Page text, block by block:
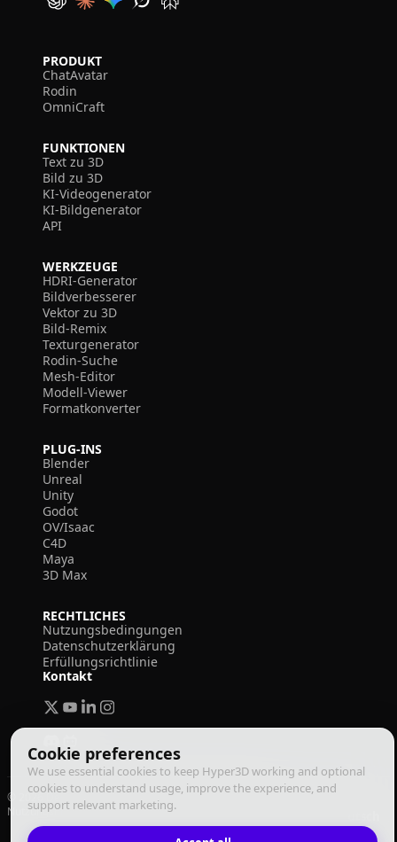
Cookie preferences
We use essential cookies to keep Hyper3D working and optional
cookies to understand usage, improve the experience, and
support relevant marketing.
PRODUKT
ChatAvatar
Rodin
OmniCraft
FUNKTIONEN
Text zu 3D
Bild zu 3D
KI-Videogenerator
KI-Bildgenerator
API
WERKZEUGE
HDRI-Generator
Bildverbesserer
Vektor zu 3D
Bild-Remix
Texturgenerator
Rodin-Suche
Mesh-Editor
Modell-Viewer
Formatkonverter
PLUG-INS
Blender
Unreal
Unity
Godot
OV/Isaac
C4D
Maya
3D Max
RECHTLICHES
Nutzungsbedingungen
Datenschutzerklärung
Erfüllungsrichtlinie
Kontakt
© 2026 Deemos Corporation. Alle Rechte vorbehalten
Nutzungsbedingungen Datenschutzrichtlinie